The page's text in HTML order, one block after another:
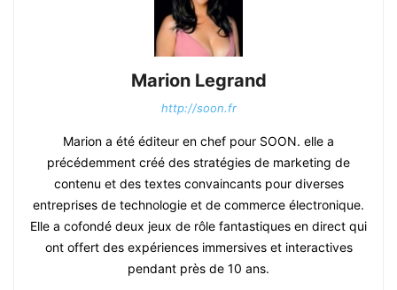
Marion Legrand
http://soon.fr
Marion a été éditeur en chef pour SOON. elle a
précédemment créé des stratégies de marketing de
contenu et des textes convaincants pour diverses
entreprises de technologie et de commerce électronique.
Elle a cofondé deux jeux de rôle fantastiques en direct qui
ont offert des expériences immersives et interactives
pendant près de 10 ans.